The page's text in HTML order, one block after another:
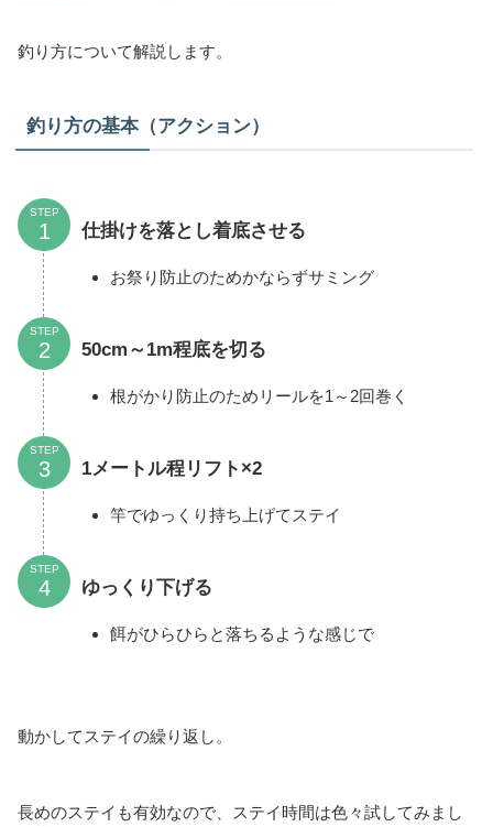
釣り方について解説します。
釣り方の基本（アクション）
STEP
仕掛けを落とし着底させる
お祭り防止のためかならずサミング
STEP
50cm～1m程底を切る
根がかり防止のためリールを1～2回巻く
STEP
1メートル程リフト×2
竿でゆっくり持ち上げてステイ
STEP
ゆっくり下げる
餌がひらひらと落ちるような感じで
動かしてステイの繰り返し。
長めのステイも有効なので、ステイ時間は色々試してみまし